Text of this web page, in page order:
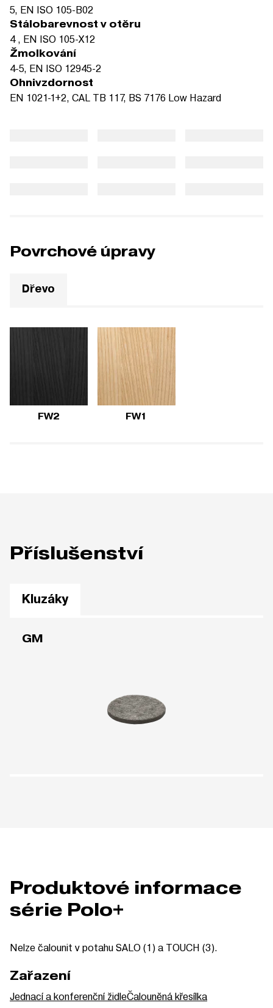
5, EN ISO 105-B02
Stálobarevnost v otěru
4 , EN ISO 105-X12
Žmolkování
4-5, EN ISO 12945-2
Ohnivzdornost
EN 1021-1+2, CAL TB 117, BS 7176 Low Hazard
Povrchové úpravy
Dřevo
FW2 FW1
Příslušenství
Kluzáky
GM
Produktové informace
série Polo+
Nelze čalounit v potahu SALO (1) a TOUCH (3).
Zařazení
Jednací a konferenční židleČalouněná křesílka